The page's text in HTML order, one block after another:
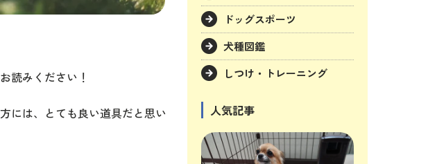
読みください！
には、とても良い道具だと思い
ドッグスポーツ
犬種図鑑
しつけ・トレーニング
人気記事